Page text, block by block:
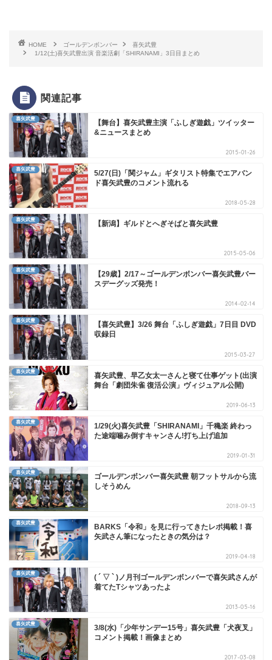
HOME ゴールデンボンバー
喜矢武豊
1/12(土)喜矢武豊出演 音楽活劇「SHIRANAMI」3日目まとめ
関連記事
喜矢武豊
【舞台】喜矢武豊主演「ふしぎ遊戯」ツイッター
&ニュースまとめ
2015-01-26
喜矢武豊
5/27(日)「関ジャム」ギタリスト特集でエアバン
ド喜矢武豊のコメント流れる
2018-05-28
喜矢武豊 【新潟】ギルドとへぎそばと喜矢武豊
2015-05-06
喜矢武豊
【29歳】2/17～ゴールデンボンバー喜矢武豊バー
スデーグッズ発売！
2014-02-14
喜矢武豊
【喜矢武豊】3/26 舞台「ふしぎ遊戯」7日目 DVD
収録日
2015-03-27
喜矢武豊
喜矢武豊、早乙女太一さんと寝て仕事ゲット(出演
舞台「劇団朱雀 復活公演」ヴィジュアル公開)
2019-06-13
喜矢武豊
1/29(火)喜矢武豊「SHIRANAMI」千穐楽 終わっ
た途端噛み倒すキャンさん!打ち上げ追加
2019-01-31
喜矢武豊
ゴールデンボンバー喜矢武豊 朝フットサルから流
しそうめん
2018-09-13
喜矢武豊
BARKS「令和」を見に行ってきたレポ掲載！喜
矢武さん筆になったときの気分は？
2019-04-18
喜矢武豊
( ´ ▽ ` )ノ月刊ゴールデンボンバーで喜矢武さんが
着てたTシャツあったよ
2013-05-16
喜矢武豊
3/8(水)「少年サンデー15号」喜矢武豊「犬夜叉」
コメント掲載！画像まとめ
2017-03-08